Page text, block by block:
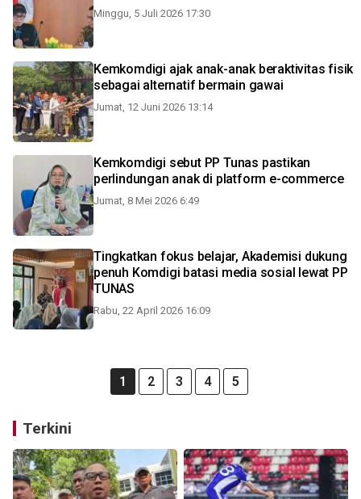
Minggu, 5 Juli 2026 17:30
Kemkomdigi ajak anak-anak beraktivitas fisik
sebagai alternatif bermain gawai
Jumat, 12 Juni 2026 13:14
Kemkomdigi sebut PP Tunas pastikan
perlindungan anak di platform e-commerce
Jumat, 8 Mei 2026 6:49
Tingkatkan fokus belajar, Akademisi dukung
penuh Komdigi batasi media sosial lewat PP
TUNAS
Rabu, 22 April 2026 16:09
1 2 3 4 5
Terkini